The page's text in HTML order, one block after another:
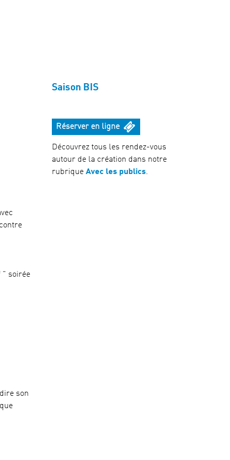
Saison BIS
Réserver en ligne
Découvrez tous les rendez-vous
autour de la création dans notre
rubrique Avec les publics.
" soirée
son